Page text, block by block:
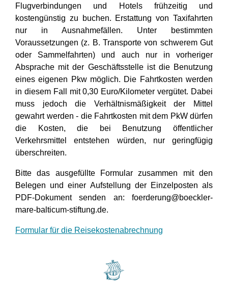
Flugverbindungen und Hotels frühzeitig und
kostengünstig zu buchen. Erstattung von Taxifahrten
nur in Ausnahmefällen. Unter bestimmten
Voraussetzungen (z. B. Transporte von schwerem Gut
oder Sammelfahrten) und auch nur in vorheriger
Absprache mit der Geschäftsstelle ist die Benutzung
eines eigenen Pkw möglich. Die Fahrtkosten werden
in diesem Fall mit 0,30 Euro/Kilometer vergütet. Dabei
muss jedoch die Verhältnismäßigkeit der Mittel
gewahrt werden - die Fahrtkosten mit dem PkW dürfen
die Kosten, die bei Benutzung öffentlicher
Verkehrsmittel entstehen würden, nur geringfügig
überschreiten.
Bitte das ausgefüllte Formular zusammen mit den
Belegen und einer Aufstellung der Einzelposten als
PDF-Dokument senden an: foerderung@boeckler-
mare-balticum-stiftung.de.
Formular für die Reisekostenabrechnung